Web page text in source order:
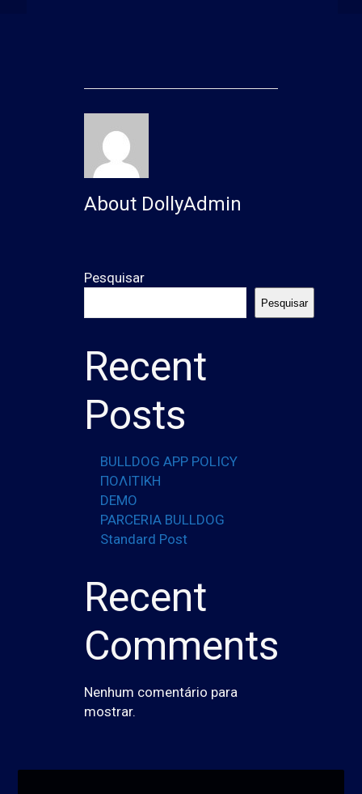
About DollyAdmin
Pesquisar
Pesquisar
Recent
Posts
BULLDOG APP POLICY
ΠΟΛΙΤΙΚΗ
DEMO
PARCERIA BULLDOG
Standard Post
Recent
Comments
Nenhum comentário para
mostrar.